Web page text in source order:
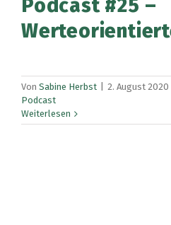
Podcast #25 –
Von Sabine Herbst 2. August 2020
Podcast
Weiterlesen